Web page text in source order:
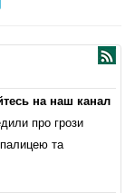
на наш канал
про грози
та